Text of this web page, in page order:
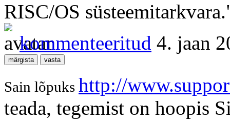
RISC/OS
kommenteeritud 4. jaan
Sain lõpuks http://
teada, tegemist on hoopis